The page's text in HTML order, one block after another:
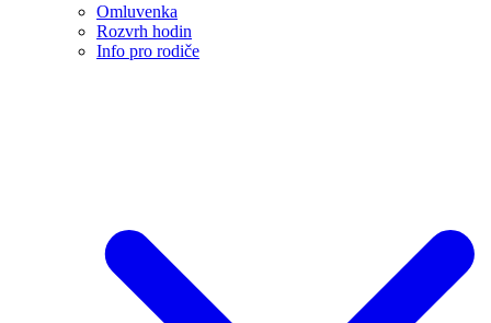
Omluvenka
Rozvrh hodin
Info pro rodiče